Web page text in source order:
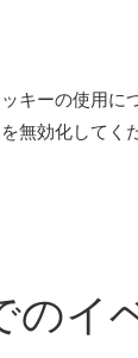
キーの使用
無効化してく
のイ